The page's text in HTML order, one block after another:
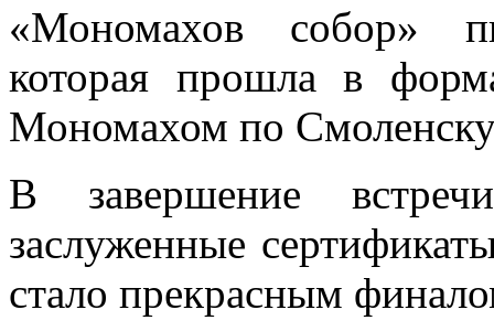
«Мономахов собор»
которая прошла в
Мономахом по
В завершение
заслуженные
стало прекрасным